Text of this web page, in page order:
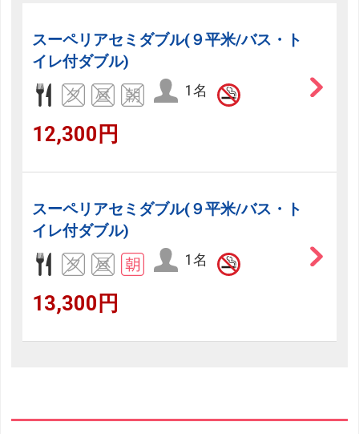
スーペリアセミダブル(９平米/バス・ト
イレ付ダブル)
1名
12,300円
スーペリアセミダブル(９平米/バス・ト
イレ付ダブル)
1名
13,300円